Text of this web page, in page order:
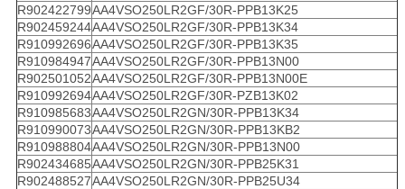
R902422799AA4VSO250LR2GF/30R-PPB13K25
R902459244AA4VSO250LR2GF/30R-PPB13K34
R910992696AA4VSO250LR2GF/30R-PPB13K35
R910984947AA4VSO250LR2GF/30R-PPB13N00
R902501052AA4VSO250LR2GF/30R-PPB13N00E
R910992694AA4VSO250LR2GF/30R-PZB13K02
R910985683AA4VSO250LR2GN/30R-PPB13K34
R910990073AA4VSO250LR2GN/30R-PPB13KB2
R910988804AA4VSO250LR2GN/30R-PPB13N00
R902434685AA4VSO250LR2GN/30R-PPB25K31
R902488527AA4VSO250LR2GN/30R-PPB25U34